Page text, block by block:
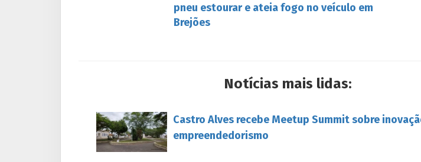
pneu estourar e ateia fogo no veículo em
Brejões
Notícias mais lidas:
Castro Alves recebe Meetup Summit sobre
empreendedorismo